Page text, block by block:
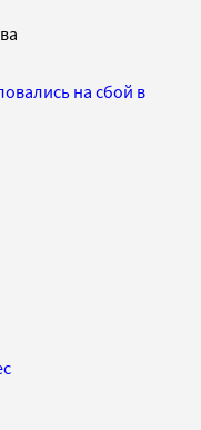
на сбой в